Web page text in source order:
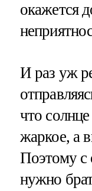
окажется
И раз уж
что
жаркое, а
Поэтому с
нужно